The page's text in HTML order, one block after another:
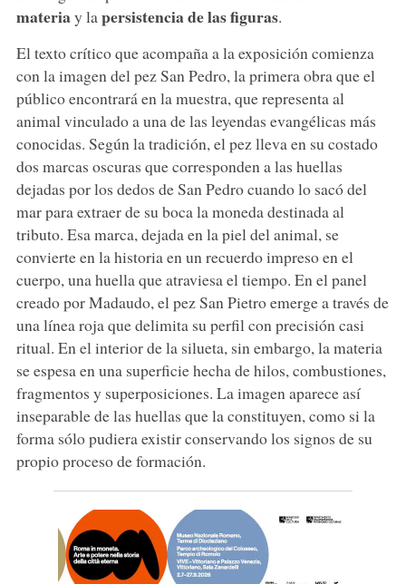
materiay lapersistencia de las figuras.
El texto crítico que acompaña a la exposición comienza
con la imagen del pez San Pedro, la primera obra que el
público encontrará en la muestra, que representa al
animal vinculado a una de las leyendas evangélicas más
conocidas. Según la tradición, el pez lleva en su costado
dos marcas oscuras que corresponden a las huellas
dejadas por los dedos de San Pedro cuando lo sacó del
mar para extraer de su boca la moneda destinada al
tributo. Esa marca, dejada en la piel del animal, se
convierte en la historia en un recuerdo impreso en el
cuerpo, una huella que atraviesa el tiempo. En el panel
creado por Madaudo, el pez San Pietro emerge a través de
una línea roja que delimita su perfil con precisión casi
ritual. En el interior de la silueta, sin embargo, la materia
se espesa en una superficie hecha de hilos, combustiones,
fragmentos y superposiciones. La imagen aparece así
inseparable de las huellas que la constituyen, como si la
forma sólo pudiera existir conservando los signos de su
propio proceso de formación.